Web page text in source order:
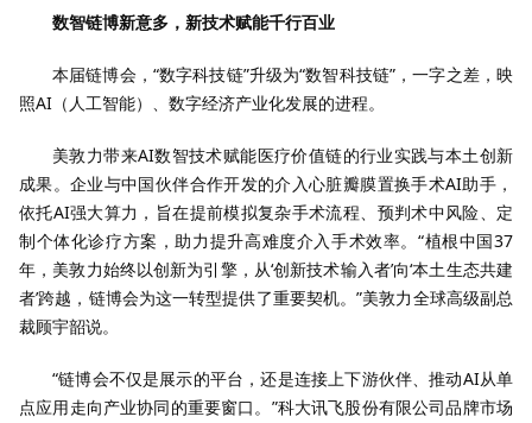
数智链博新意多，新技术赋能千行百业
本届链博会，“数字科技链”升级为“数智科技链”，一字之差，映
照AI（人工智能）、数字经济产业化发展的进程。
美敦力带来AI数智技术赋能医疗价值链的行业实践与本土创新
成果。企业与中国伙伴合作开发的介入心脏瓣膜置换手术AI助手，
依托AI强大算力，旨在提前模拟复杂手术流程、预判术中风险、定
制个体化诊疗方案，助力提升高难度介入手术效率。“植根中国37
年，美敦力始终以创新为引擎，从‘创新技术输入者’向‘本土生态共建
者’跨越，链博会为这一转型提供了重要契机。”美敦力全球高级副总
裁顾宇韶说。
“链博会不仅是展示的平台，还是连接上下游伙伴、推动AI从单
点应用走向产业协同的重要窗口。”科大讯飞股份有限公司品牌市场